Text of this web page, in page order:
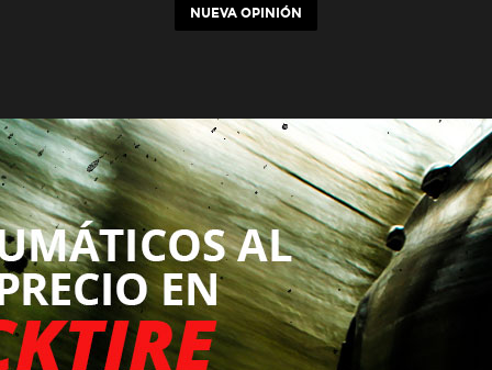
NUEVA OPINIÓN